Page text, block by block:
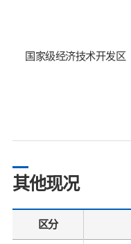
国家级经济技术开发区
其他现况
区分